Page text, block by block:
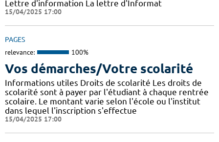
Lettre d'information La lettre d'Informat
15/04/2025 17:00
PAGES
relevance: 100%
Vos démarches/Votre scolarité
Informations utiles Droits de scolarité Les droits de
scolarité sont à payer par l'étudiant à chaque rentrée
scolaire. Le montant varie selon l'école ou l'institut
dans lequel l'inscription s'effectue
15/04/2025 17:00